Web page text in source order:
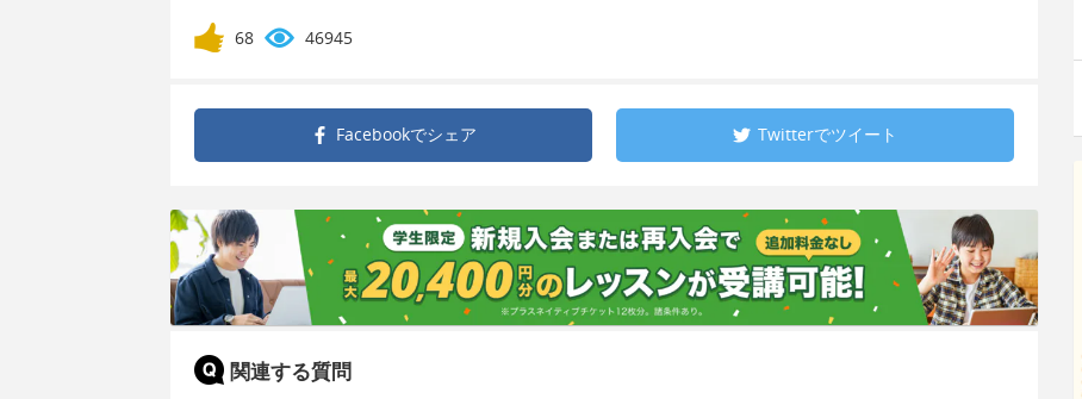
68 46945
Facebookでシェア Twitterでツイート
関連する質問